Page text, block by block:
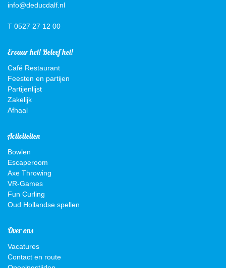
info@deducdalf.nl
T 0527 27 12 00
Ervaar het! Beleef het!
Café Restaurant
Feesten en partijen
Partijenlijst
Zakelijk
Afhaal
Activiteiten
Bowlen
Escaperoom
Axe Throwing
VR-Games
Fun Curling
Oud Hollandse spellen
Over ons
Vacatures
Contact en route